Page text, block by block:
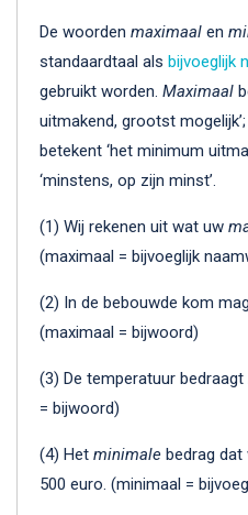
De woorden maximaal en
standaardtaal als bijvoeglijk
gebruikt worden. Maximaal
uitmakend, grootst mogelijk’;
betekent ‘het minimum
‘minstens, op zijn minst’.
(1) Wij rekenen uit wat uw
(maximaal = bijvoeglijk
(2) In de bebouwde kom
(maximaal = bijwoord)
(3) De temperatuur bedraagt
= bijwoord)
(4) Het minimale bedrag dat
500 euro. (minimaal =